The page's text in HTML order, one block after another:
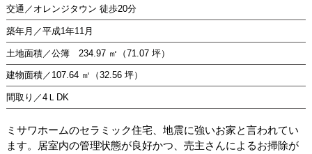
交通／オレンジタウン 徒歩20分
築年月／平成1年11月
土地面積／公簿 234.97 ㎡（71.07 坪）
建物面積／107.64 ㎡（32.56 坪）
間取り／4ＬDK
ミサワホームのセラミック住宅、地震に強いお家と言われてい
ます。居室内の管理状態が良好かつ、売主さんによるお掃除が